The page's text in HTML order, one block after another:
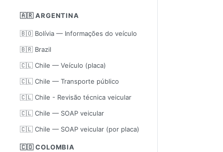
🇦🇷 ARGENTINA
🇧🇴 Bolívia — Informações do veículo
🇧🇷 Brazil
🇨🇱 Chile — Veículo (placa)
🇨🇱 Chile — Transporte público
🇨🇱 Chile - Revisão técnica veicular
🇨🇱 Chile — SOAP veicular
🇨🇱 Chile — SOAP veicular (por placa)
🇨🇴 COLOMBIA